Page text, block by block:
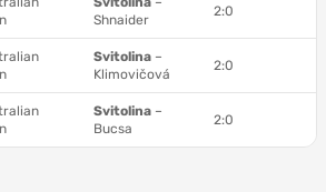
Shnaider
2:0
Svitolina –
Klimovičová
2:0
Svitolina –
Bucsa
2:0